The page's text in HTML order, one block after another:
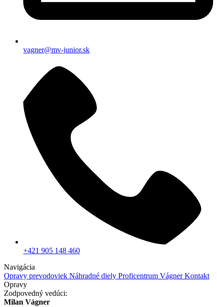
vagner@mv-junior.sk
+421 905 148 460
Navigácia
Opravy prevodoviek Náhradné diely Proficentrum VágnerKontakt
Opravy
Zodpovedný vedúci:
Milan Vágner